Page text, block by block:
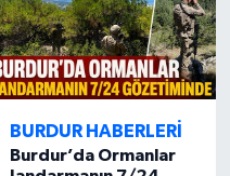
BURDUR HABERLERİ
Burdur’da Ormanlar